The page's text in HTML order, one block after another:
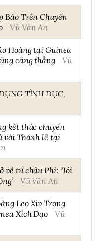
Báo Trên Chuyến
Vũ Văn An
Hoàng tại Guinea
căng thẳng
Vũ
TÌNH DỤC,
kết thúc chuyến
với Thánh lễ tại
về từ châu Phi: ‘Tôi
Vũ Văn An
Leo Xiv Trong
Xích Đạo
Vũ